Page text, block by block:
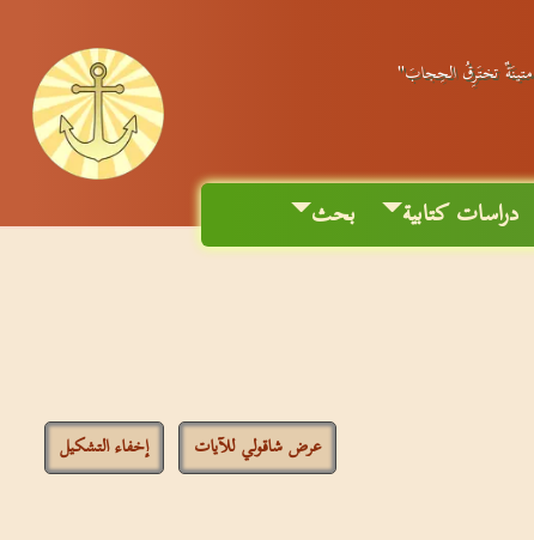
متينَةٌ تختَرِقُ الحِجابَ"
دراسات كتابية بحث
عرض شاقولي للآيات إخفاء التشكيل